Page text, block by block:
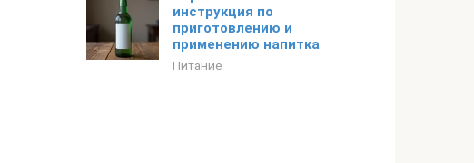
инструкция по
приготовлению и
применению напитка
Питание